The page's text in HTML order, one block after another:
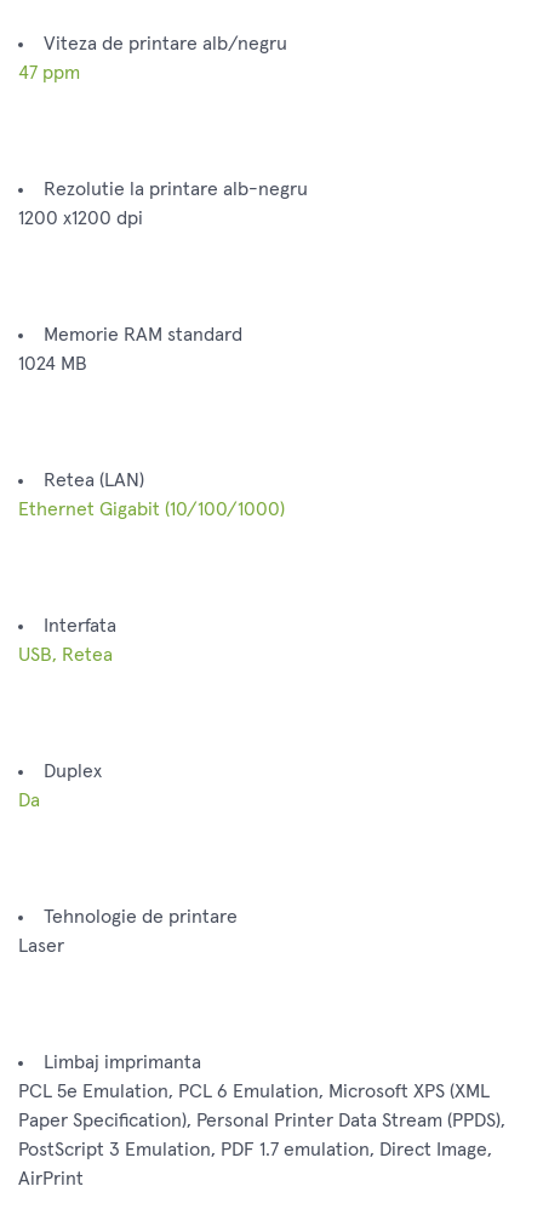
Viteza de printare alb/negru
47 ppm
Rezolutie la printare alb-negru
1200 x1200 dpi
Memorie RAM standard
1024 MB
Retea (LAN)
Ethernet Gigabit (10/100/1000)
Interfata
USB, Retea
Duplex
Da
Tehnologie de printare
Laser
Limbaj imprimanta
PCL 5e Emulation, PCL 6 Emulation, Microsoft XPS (XML
Paper Specification), Personal Printer Data Stream (PPDS),
PostScript 3 Emulation, PDF 1.7 emulation, Direct Image,
AirPrint